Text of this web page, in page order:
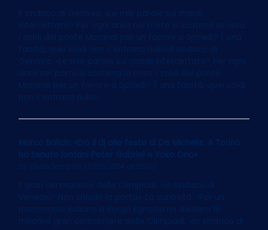
Il sindaco di Genova: «Le mie parole sui maiali
intercettate? Per ogni area nel porto si scatena la rissa.
I soldi del ponte Morandi per un favore a Spinelli? È una
falsità, quei soldi non c’entrano nulla»Il sindaco di
Genova: «Le mie parole sui maiali intercettate? Per ogni
area nel porto si scatena la rissa. I soldi del ponte
Morandi per un favore a Spinelli? È una falsità, quei soldi
non c’entrano nulla»
Marco Balich: «Ero il dj alle feste di De Michelis. A Torino
ho tenuto lontani Peter Gabriel e Yoko Ono»
on 13/05/2024 at 06:05
Il gran cerimoniere delle Olimpiadi: «Io sindaco di
Venezia? Non chiudo la porta». La curiosità: «Per un
matrimonio indiano a Borgo Egnazia mi diedero 18
milioni»Il gran cerimoniere delle Olimpiadi: «Io sindaco di